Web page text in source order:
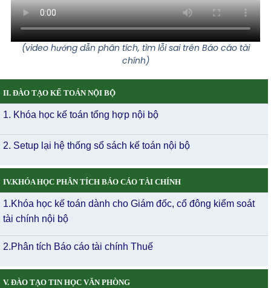
(video hướng dẫn phân tích, tìm lỗi sai trên Báo cáo tài
chính)
II. ĐÀO TẠO KẾ TOÁN NỘI BỘ
1. Khóa học kế toán tổng hợp nội bộ
2. Setup lại hệ thống sổ sách kế toán nội bộ
IV.KHÓA HỌC PHÂN TÍCH BÁO CÁO TÀI CHÍNH
1.Khóa học kế toán dành cho Giám đốc, cổ đông kiểm soát
tài chính nội bộ
2.Phân tích Báo cáo tài chính Thuế
V. ĐÀO TẠO TIN HỌC VĂN PHÒNG